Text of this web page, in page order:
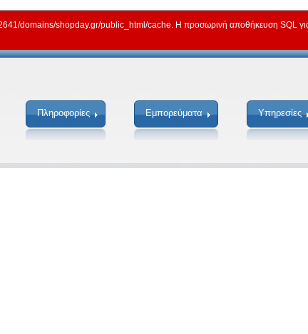
domains/shopday.gr/public_html/cache. Η προσωρινή αποθήκευση SQL για
Πληροφορίες Εμπορεύματα Υπηρεσίες